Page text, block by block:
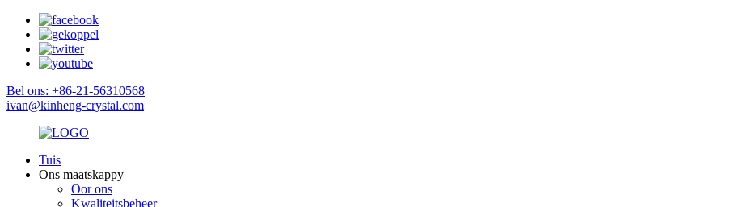
Bel ons: +86-21-56310568
ivan@kinheng-crystal.com
Tuis
Ons maatskappy
Oor ons
Kwaliteitsbeheer